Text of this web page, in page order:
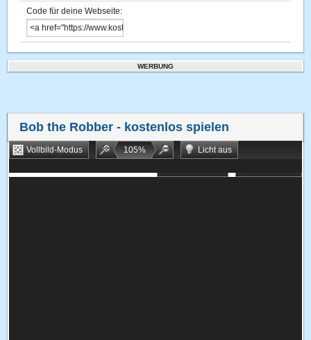
Code für deine Webseite:
WERBUNG
Bob the Robber - kostenlos spielen
Vollbild-Modus 105%
Licht aus